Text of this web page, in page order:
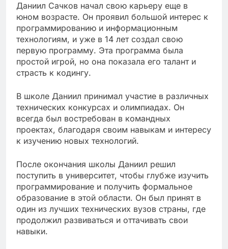
Даниил Сачков начал свою карьеру еще в
юном возрасте. Он проявил большой интерес к
программированию и информационным
технологиям, и уже в 14 лет создал свою
первую программу. Эта программа была
простой игрой, но она показала его талант и
страсть к кодингу.
В школе Даниил принимал участие в различных
технических конкурсах и олимпиадах. Он
всегда был востребован в командных
проектах, благодаря своим навыкам и интересу
к изучению новых технологий.
После окончания школы Даниил решил
поступить в университет, чтобы глубже изучить
программирование и получить формальное
образование в этой области. Он был принят в
один из лучших технических вузов страны, где
продолжил развиваться и оттачивать свои
навыки.